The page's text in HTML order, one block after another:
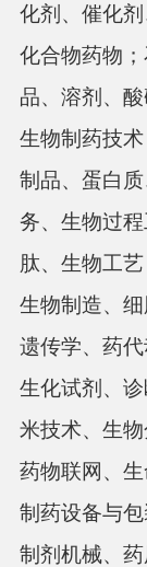
化剂、催化
化合物药物
品、溶剂、
生物制药技术
制品、蛋白
务、生物过
肽、生物工
生物制造、细
遗传学、药代
生化试剂、
米技术、生
药物联网、
制药设备与包
制剂机械、